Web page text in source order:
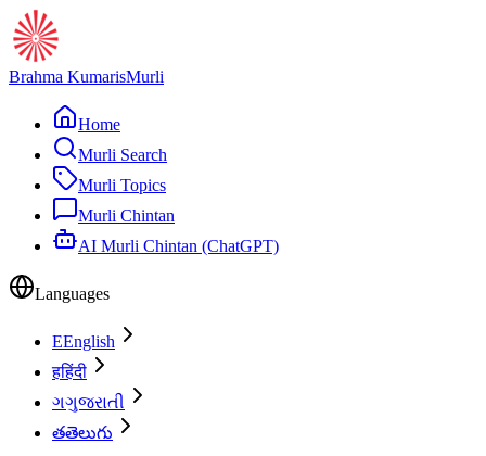
Brahma KumarisMurli
Home
Murli Search
Murli Topics
Murli Chintan
AI Murli Chintan (ChatGPT)
Languages
EEnglish
हहिंदी
ગગુજરાતી
తతెలుగు